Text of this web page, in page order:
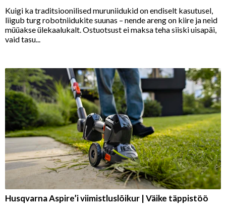
Kuigi ka traditsioonilised muruniidukid on endiselt kasutusel,
liigub turg robotniidukite suunas – nende areng on kiire ja neid
müüakse ülekaalukalt. Ostuotsust ei maksa teha siiski uisapäi,
vaid tasu...
Husqvarna Aspire’i viimistluslõikur | Väike täppistöö